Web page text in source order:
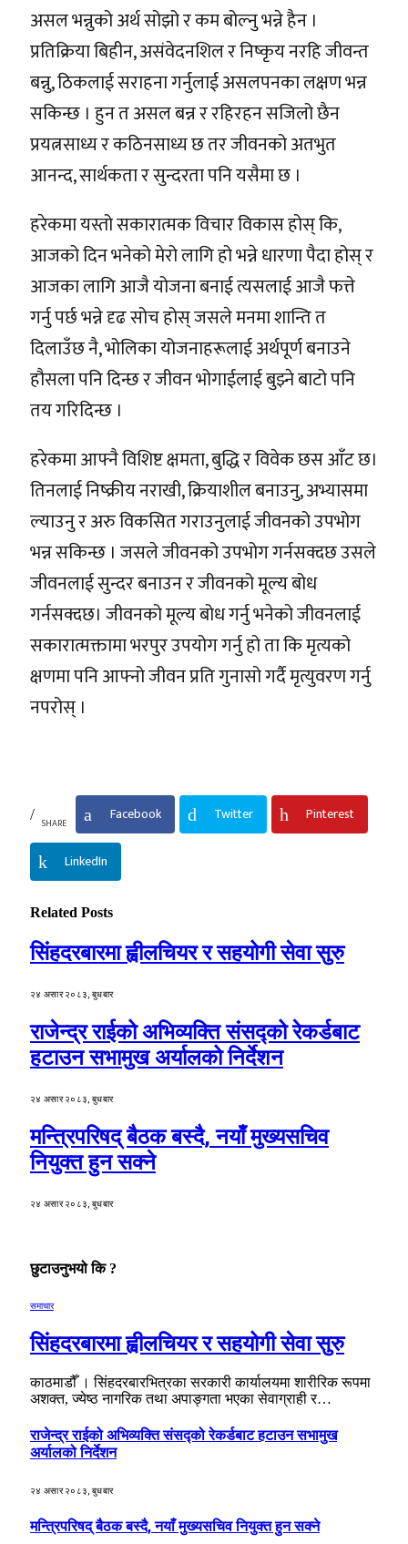
असल भन्नुको अर्थ सोझो र कम बोल्नु भन्ने हैन ।
प्रतिक्रिया बिहीन, असंवेदनशिल र निष्कृय नरहि जीवन्त
बन्नु, ठिकलाई सराहना गर्नुलाई असलपनका लक्षण भन्न
सकिन्छ । हुन त असल बन्न र रहिरहन सजिलो छैन
प्रयत्नसाध्य र कठिनसाध्य छ तर जीवनको अतभुत
आनन्द, सार्थकता र सुन्दरता पनि यसैमा छ ।
हरेकमा यस्तो सकारात्मक विचार विकास होस् कि,
आजको दिन भनेको मेरो लागि हो भन्ने धारणा पैदा होस् र
आजका लागि आजै योजना बनाई त्यसलाई आजै फत्ते
गर्नु पर्छ भन्ने दृढ सोच होस् जसले मनमा शान्ति त
दिलाउँछ नै, भोलिका योजनाहरूलाई अर्थपूर्ण बनाउने
हौसला पनि दिन्छ र जीवन भोगाईलाई बुझ्ने बाटो पनि
तय गरिदिन्छ ।
हरेकमा आफ्नै विशिष्ट क्षमता, बुद्धि र विवेक छस आँट छ।
तिनलाई निष्क्रीय नराखी, क्रियाशील बनाउनु, अभ्यासमा
ल्याउनु र अरु विकसित गराउनुलाई जीवनको उपभोग
भन्न सकिन्छ । जसले जीवनको उपभोग गर्नसक्दछ उसले
जीवनलाई सुन्दर बनाउन र जीवनको मूल्य बोध
गर्नसक्दछ। जीवनको मूल्य बोध गर्नु भनेको जीवनलाई
सकारात्मक्तामा भरपुर उपयोग गर्नु हो ता कि मृत्यको
क्षणमा पनि आफ्नो जीवन प्रति गुनासो गर्दै मृत्युवरण गर्नु
नपरोस् ।
SHARE Facebook Twitter Pinterest
LinkedIn
Related Posts
सिंहदरबारमा ह्वीलचियर र सहयोगी सेवा सुरु
२४ असार २०८३, बुधबार
राजेन्द्र राईको अभिव्यक्ति संसद्को रेकर्डबाट
हटाउन सभामुख अर्यालको निर्देशन
२४ असार २०८३, बुधबार
मन्त्रिपरिषद् बैठक बस्दै, नयाँ मुख्यसचिव
नियुक्त हुन सक्ने
२४ असार २०८३, बुधबार
छुटाउनुभयो कि ?
समाचार
सिंहदरबारमा ह्वीलचियर र सहयोगी सेवा सुरु
काठमाडौँ । सिंहदरबारभित्रका सरकारी कार्यालयमा शारीरिक रूपमा
अशक्त, ज्येष्ठ नागरिक तथा अपाङ्गता भएका सेवाग्राही र…
राजेन्द्र राईको अभिव्यक्ति संसद्को रेकर्डबाट हटाउन सभामुख
अर्यालको निर्देशन
२४ असार २०८३, बुधबार
मन्त्रिपरिषद् बैठक बस्दै, नयाँ मुख्यसचिव नियुक्त हुन सक्ने